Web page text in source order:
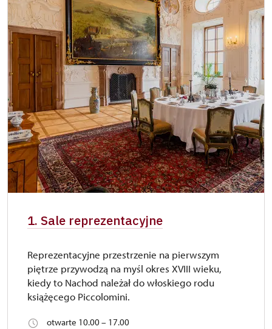
1. Sale reprezentacyjne
Reprezentacyjne przestrzenie na pierwszym
piętrze przywodzą na myśl okres XVIII wieku,
kiedy to Nachod należał do włoskiego rodu
książęcego Piccolomini.
otwarte 10.00 – 17.00